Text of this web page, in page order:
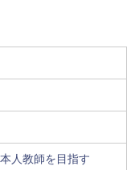
人教師を目指す